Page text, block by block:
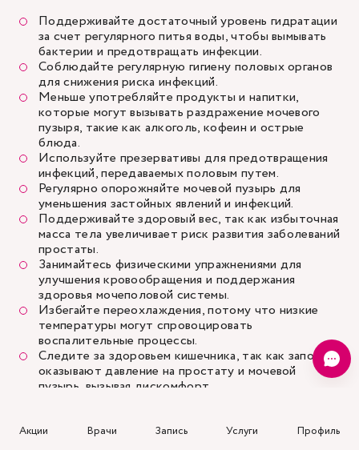
Поддерживайте достаточный уровень гидратации
за счет регулярного питья воды, чтобы вымывать
бактерии и предотвращать инфекции.
Соблюдайте регулярную гигиену половых органов
для снижения риска инфекций.
Меньше употребляйте продукты и напитки,
которые могут вызывать раздражение мочевого
пузыря, такие как алкоголь, кофеин и острые
блюда.
Используйте презервативы для предотвращения
инфекций, передаваемых половым путем.
Регулярно опорожняйте мочевой пузырь для
уменьшения застойных явлений и инфекций.
Поддерживайте здоровый вес, так как избыточная
масса тела увеличивает риск развития заболеваний
простаты.
Занимайтесь физическими упражнениями для
улучшения кровообращения и поддержания
здоровья мочеполовой системы.
Избегайте переохлаждения, потому что низкие
температуры могут спровоцировать
воспалительные процессы.
Следите за здоровьем кишечника, так как запоры
оказывают давление на простату и мочевой
пузырь, вызывая дискомфорт.
возможные проблемы.
Акции Врачи Запись Услуги Профиль